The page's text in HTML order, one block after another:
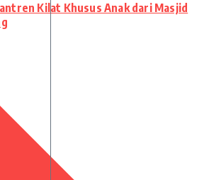
Kilat Khusus Anak dari Masjid